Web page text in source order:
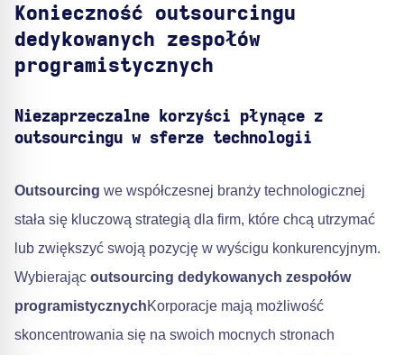
Konieczność outsourcingu
dedykowanych zespołów
programistycznych
Niezaprzeczalne korzyści płynące z
outsourcingu w sferze technologii
Outsourcing we współczesnej branży technologicznej
stała się kluczową strategią dla firm, które chcą utrzymać
lub zwiększyć swoją pozycję w wyścigu konkurencyjnym.
Wybierając outsourcing dedykowanych zespołów
programistycznychKorporacje mają możliwość
skoncentrowania się na swoich mocnych stronach